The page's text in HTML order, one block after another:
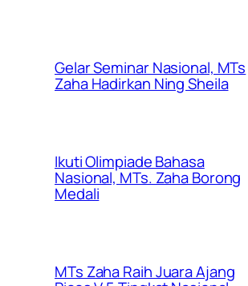
Gelar Seminar Nasional, MTs
Zaha Hadirkan Ning Sheila
Ikuti Olimpiade Bahasa
Nasional, MTs. Zaha Borong
Medali
MTs Zaha Raih Juara Ajang